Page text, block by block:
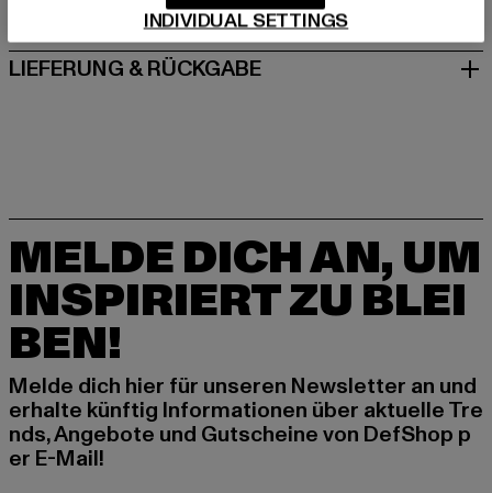
PFLEGEHINWEISE
LIEFERUNG & RÜCKGABE
MELDE DICH AN, UM
INSPIRIERT ZU BLEI
BEN!
Melde dich hier für unseren Newsletter an und
erhalte künftig Informationen über aktuelle Tre
nds, Angebote und Gutscheine von DefShop p
er E-Mail!
INDIVIDUAL SETTINGS